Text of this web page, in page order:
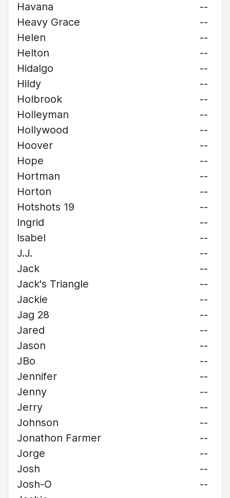
Havana
--
Heavy Grace
--
Helen
--
Helton
--
Hidalgo
--
Hildy
--
Holbrook
--
Holleyman
--
Hollywood
--
Hoover
--
Hope
--
Hortman
--
Horton
--
Hotshots 19
--
Ingrid
--
Isabel
--
J.J.
--
Jack
--
Jack's Triangle
--
Jackie
--
Jag 28
--
Jared
--
Jason
--
JBo
--
Jennifer
--
Jenny
--
Jerry
--
Johnson
--
Jonathon Farmer
--
Jorge
--
Josh
--
Josh-O
--